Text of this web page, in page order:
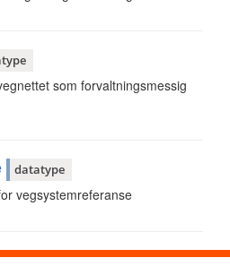
som forvaltningsmessig
datatype
vegsystemreferanse